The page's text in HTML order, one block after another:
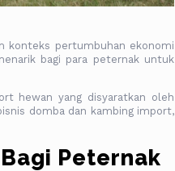
konteks pertumbuhan ekonomi
bagi para peternak untuk
hewan yang disyaratkan oleh
domba dan kambing import,
Peternak